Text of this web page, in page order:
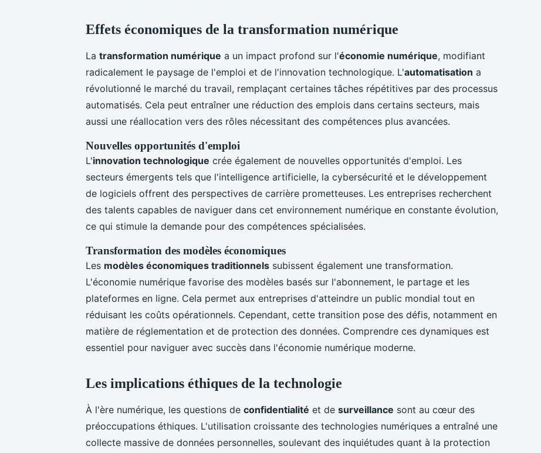
Effets économiques de la transformation numérique
La transformation numérique a un impact profond sur l'économie numérique, modifiant
radicalement le paysage de l'emploi et de l'innovation technologique. L'automatisation a
révolutionné le marché du travail, remplaçant certaines tâches répétitives par des processus
automatisés. Cela peut entraîner une réduction des emplois dans certains secteurs, mais
aussi une réallocation vers des rôles nécessitant des compétences plus avancées.
Nouvelles opportunités d'emploi
L'innovation technologique crée également de nouvelles opportunités d'emploi. Les
secteurs émergents tels que l'intelligence artificielle, la cybersécurité et le développement
de logiciels offrent des perspectives de carrière prometteuses. Les entreprises recherchent
des talents capables de naviguer dans cet environnement numérique en constante évolution,
ce qui stimule la demande pour des compétences spécialisées.
Transformation des modèles économiques
Les modèles économiques traditionnels subissent également une transformation.
L'économie numérique favorise des modèles basés sur l'abonnement, le partage et les
plateformes en ligne. Cela permet aux entreprises d'atteindre un public mondial tout en
réduisant les coûts opérationnels. Cependant, cette transition pose des défis, notamment en
matière de réglementation et de protection des données. Comprendre ces dynamiques est
essentiel pour naviguer avec succès dans l'économie numérique moderne.
Les implications éthiques de la technologie
À l'ère numérique, les questions de confidentialité et de surveillance sont au cœur des
préoccupations éthiques. L'utilisation croissante des technologies numériques a entraîné une
collecte massive de données personnelles, soulevant des inquiétudes quant à la protection